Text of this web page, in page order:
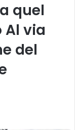
quel
Al via
del